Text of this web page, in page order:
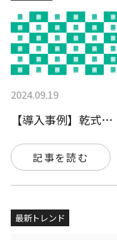
2024.09.19
【導入事例】乾式ブース×2台の導入、塗料…
記事を読む
最新トレンド